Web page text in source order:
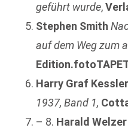
geführt wurde,
Stephen Smith
auf dem Weg zum
Harry Graf Kessler
1937, Band 1,
– 8. Harald Welzer